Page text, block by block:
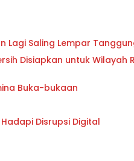
Lagi Saling Lempar
Disiapkan untuk Wilayah
Buka-bukaan
Disrupsi Digital